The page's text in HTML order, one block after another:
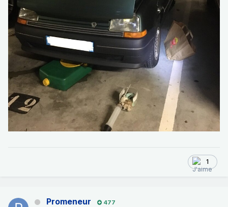
1
Promeneur 477